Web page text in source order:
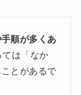
順が多くあ
は「なか
とがあるで